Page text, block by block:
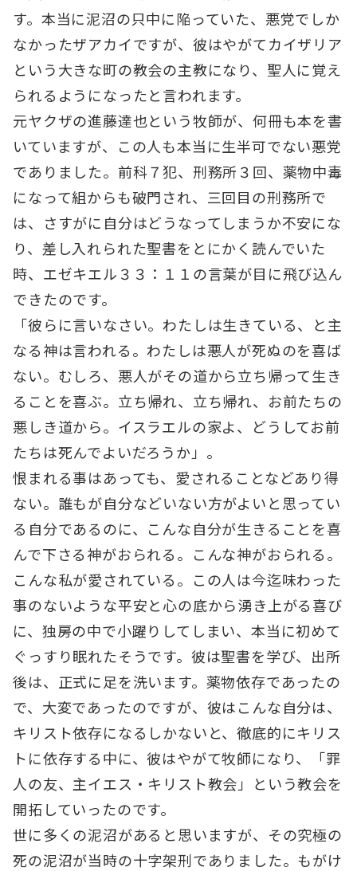
す。本当に泥沼の只中に陥っていた、悪党でしか
なかったザアカイですが、彼はやがてカイザリア
という大きな町の教会の主教になり、聖人に覚え
られるようになったと言われます。
元ヤクザの進藤達也という牧師が、何冊も本を書
いていますが、この人も本当に生半可でない悪党
でありました。前科７犯、刑務所３回、薬物中毒
になって組からも破門され、三回目の刑務所で
は、さすがに自分はどうなってしまうか不安にな
り、差し入れられた聖書をとにかく読んでいた
時、エゼキエル３３：１１の言葉が目に飛び込ん
できたのです。
「彼らに言いなさい。わたしは生きている、と主
なる神は言われる。わたしは悪人が死ぬのを喜ば
ない。むしろ、悪人がその道から立ち帰って生き
ることを喜ぶ。立ち帰れ、立ち帰れ、お前たちの
悪しき道から。イスラエルの家よ、どうしてお前
たちは死んでよいだろうか」。
恨まれる事はあっても、愛されることなどあり得
ない。誰もが自分などいない方がよいと思ってい
る自分であるのに、こんな自分が生きることを喜
んで下さる神がおられる。こんな神がおられる。
こんな私が愛されている。この人は今迄味わった
事のないような平安と心の底から湧き上がる喜び
に、独房の中で小躍りしてしまい、本当に初めて
ぐっすり眠れたそうです。彼は聖書を学び、出所
後は、正式に足を洗います。薬物依存であったの
で、大変であったのですが、彼はこんな自分は、
キリスト依存になるしかないと、徹底的にキリス
トに依存する中に、彼はやがて牧師になり、「罪
人の友、主イエス・キリスト教会」という教会を
開拓していったのです。
世に多くの泥沼があると思いますが、その究極の
死の泥沼が当時の十字架刑でありました。もがけ